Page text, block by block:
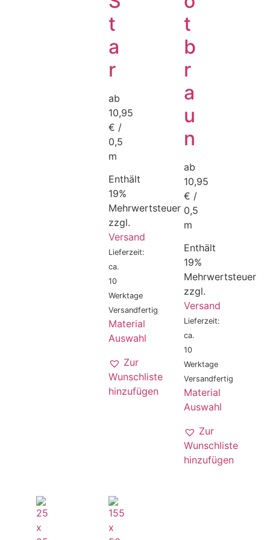
t
a
r
ab
10,95
€ /
0,5
m
Enthält
19%
Mehrwertsteuer
zzgl.
Versand
Lieferzeit:
ca.
10
Werktage
Versandfertig
Material
Auswahl
Zur
Wunschliste
hinzufügen
t
b
r
a
u
n
ab
10,95
€ /
0,5
m
Enthält
19%
Mehrwertsteuer
zzgl.
Versand
Lieferzeit:
ca.
10
Werktage
Versandfertig
Material
Auswahl
Zur
Wunschliste
hinzufügen